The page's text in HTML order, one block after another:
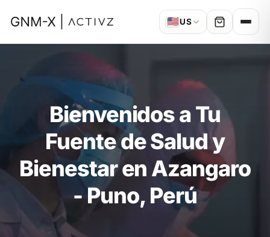
🇺🇸US
Bienvenidos a Tu
Fuente de Salud y
Bienestar en Azangaro
- Puno, Perú